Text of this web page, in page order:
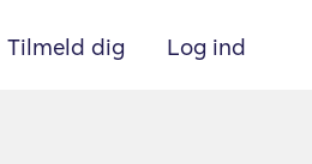
Tilmeld dig Log ind